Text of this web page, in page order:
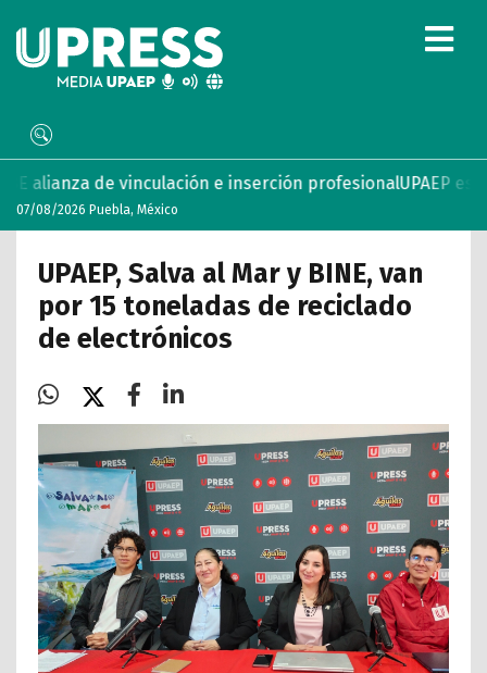
e inserción profesionalUPAEP estrena ‘Volar’,
07/08/2026 Puebla, México
UPAEP, Salva al Mar y BINE, van
por 15 toneladas de reciclado
de electrónicos